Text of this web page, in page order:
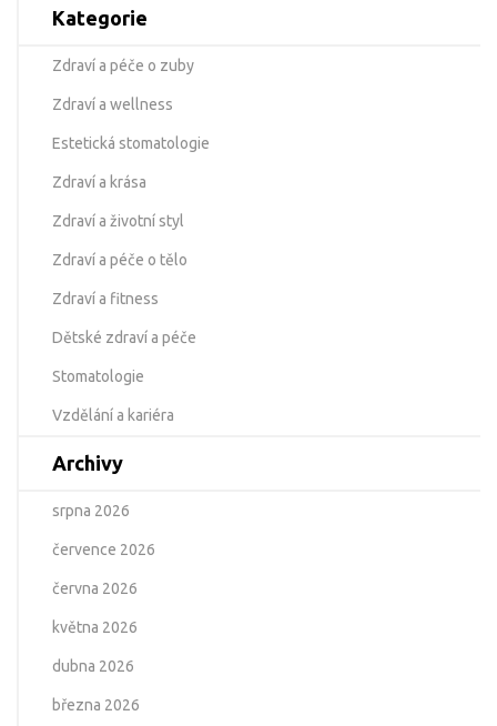
Kategorie
Zdraví a péče o zuby
Zdraví a wellness
Estetická stomatologie
Zdraví a krása
Zdraví a životní styl
Zdraví a péče o tělo
Zdraví a fitness
Dětské zdraví a péče
Stomatologie
Vzdělání a kariéra
Archivy
srpna 2026
července 2026
června 2026
května 2026
dubna 2026
března 2026